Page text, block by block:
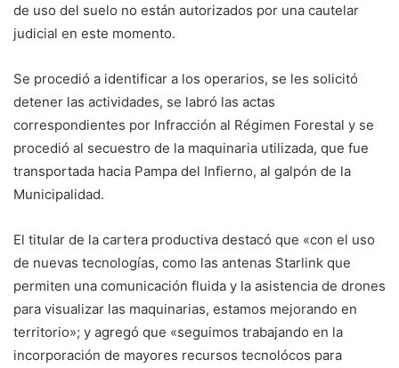
de uso del suelo no están autorizados por una cautelar
judicial en este momento.
Se procedió a identificar a los operarios, se les solicitó
detener las actividades, se labró las actas
correspondientes por Infracción al Régimen Forestal y se
procedió al secuestro de la maquinaria utilizada, que fue
transportada hacia Pampa del Infierno, al galpón de la
Municipalidad.
El titular de la cartera productiva destacó que «con el uso
de nuevas tecnologías, como las antenas Starlink que
permiten una comunicación fluida y la asistencia de drones
para visualizar las maquinarias, estamos mejorando en
territorio»; y agregó que «seguimos trabajando en la
incorporación de mayores recursos tecnolócos para